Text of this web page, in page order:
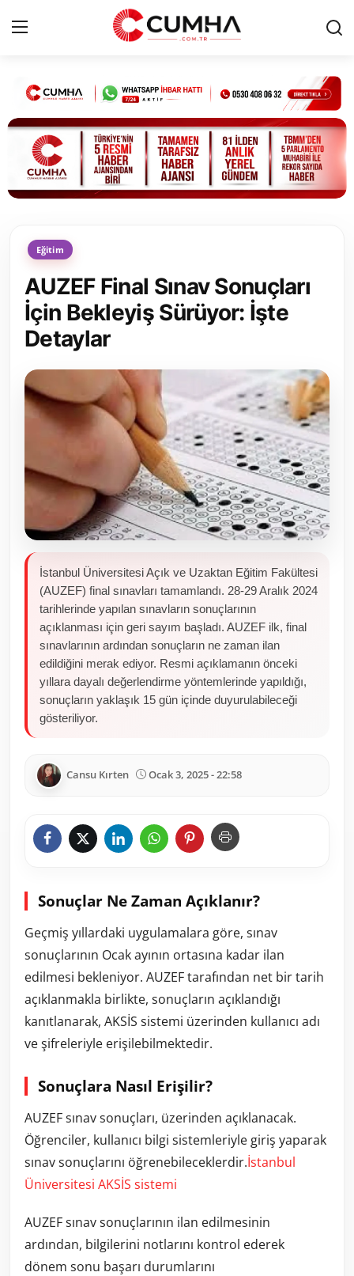
Kurumsal
Cumhurbaşkanlığı
Bakanlıklar
Siyasi Partiler
Yerel Yönetimler
Mülki İdare
Toplum ve Yaşam
Sivil Toplum Kuruluşları
Kamu Kurumları ve Üst Kurullar
Resmi Reklamlar
Eğitim
AUZEF Final Sınav Sonuçları
İçin Bekleyiş Sürüyor: İşte
Detaylar
İstanbul Üniversitesi Açık ve Uzaktan Eğitim Fakültesi
(AUZEF) final sınavları tamamlandı. 28-29 Aralık 2024
tarihlerinde yapılan sınavların sonuçlarının
açıklanması için geri sayım başladı. AUZEF ilk, final
sınavlarının ardından sonuçların ne zaman ilan
edildiğini merak ediyor. Resmi açıklamanın önceki
yıllara dayalı değerlendirme yöntemlerinde yapıldığı,
sonuçların yaklaşık 15 gün içinde duyurulabileceği
gösteriliyor.
Cansu Kırten Ocak 3, 2025 - 22:58
Sonuçlar Ne Zaman Açıklanır?
Geçmiş yıllardaki uygulamalara göre, sınav
sonuçlarının Ocak ayının ortasına kadar ilan
edilmesi bekleniyor. AUZEF tarafından net bir tarih
açıklanmakla birlikte, sonuçların açıklandığı
kanıtlanarak, AKSİS sistemi üzerinden kullanıcı adı
ve şifreleriyle erişilebilmektedir.
Sonuçlara Nasıl Erişilir?
AUZEF sınav sonuçları, üzerinden açıklanacak.
Öğrenciler, kullanıcı bilgi sistemleriyle giriş yaparak
sınav sonuçlarını öğrenebileceklerdir.İstanbul
Üniversitesi AKSİS sistemi
AUZEF sınav sonuçlarının ilan edilmesinin
ardından, bilgilerini notlarını kontrol ederek
dönem sonu başarı durumlarını